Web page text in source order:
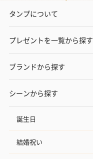
タンプについて
プレゼントを一覧から探す
ブランドから探す
シーンから探す
誕生日
結婚祝い